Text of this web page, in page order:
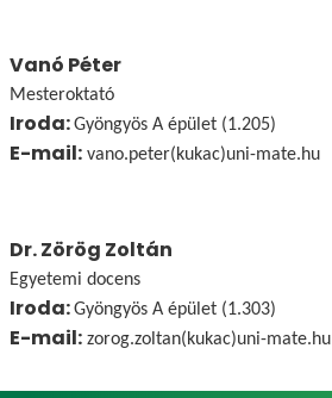
Vanó Péter
Mesteroktató
Iroda:Gyöngyös A épület (1.205)
E-mail: vano.peter(kukac)uni-mate.hu
Dr. Zörög Zoltán
Egyetemi docens
Iroda:Gyöngyös A épület (1.303)
E-mail: zorog.zoltan(kukac)uni-mate.hu